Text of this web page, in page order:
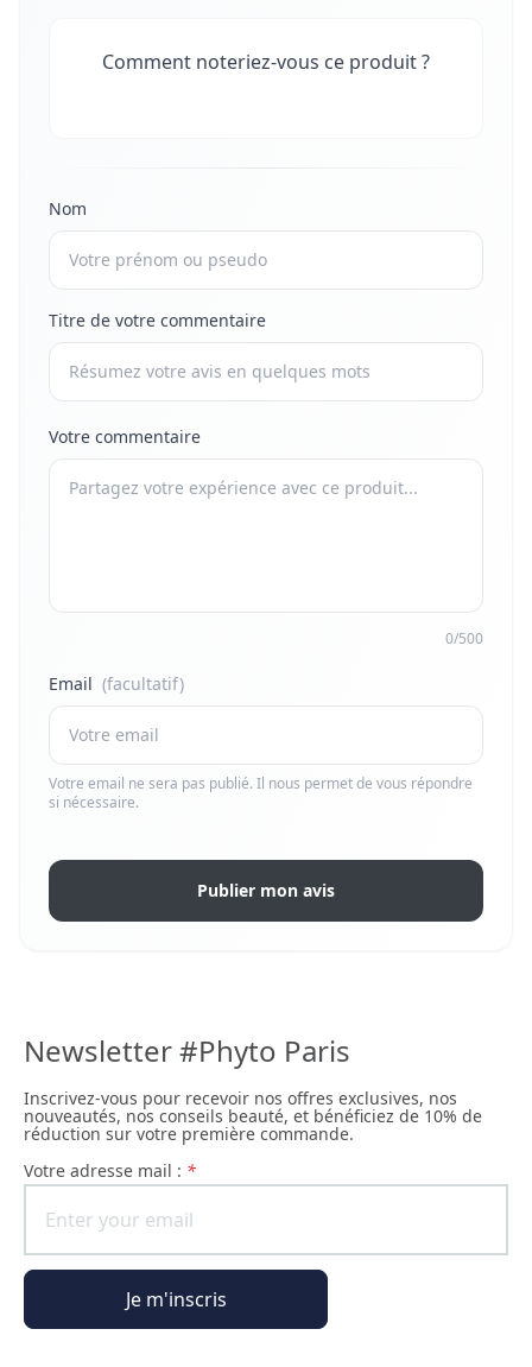
Comment noteriez-vous ce produit ?
Nom
Titre de votre commentaire
Votre commentaire
0/500
Email (facultatif)
Votre email ne sera pas publié. Il nous permet de vous répondre
si nécessaire.
Publier mon avis
Newsletter #Phyto Paris
Inscrivez-vous pour recevoir nos offres exclusives, nos
nouveautés, nos conseils beauté, et bénéficiez de 10% de
réduction sur votre première commande.
Votre adresse mail : *
Je m'inscris